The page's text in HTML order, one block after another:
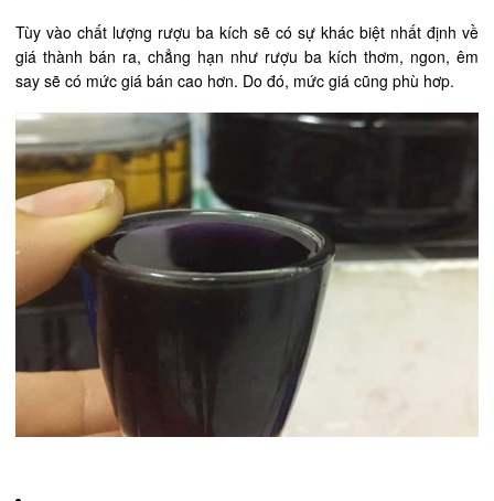
Tùy vào chất lượng rượu ba kích sẽ có sự khác biệt nhất định về
giá thành bán ra, chẳng hạn như rượu ba kích thơm, ngon, êm
say sẽ có mức giá bán cao hơn. Do đó, mức giá cũng phù hơp.